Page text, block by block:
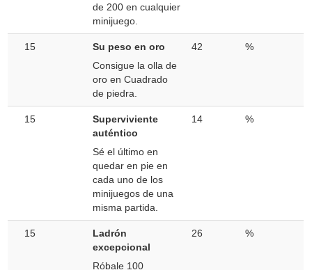
de 200 en cualquier
minijuego.
15
Su peso en oro
Consigue la olla de
oro en Cuadrado
de piedra.
42 %
15
Superviviente
auténtico
Sé el último en
quedar en pie en
cada uno de los
minijuegos de una
misma partida.
14 %
15
Ladrón
excepcional
Róbale 100
26 %